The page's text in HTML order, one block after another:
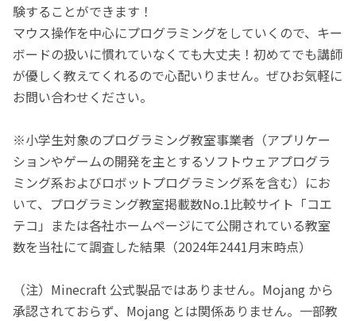
験することができます！
マウス操作を中心にプログラミングをしていくので、キー
ボードの扱いに慣れていなくても大丈夫！初めてでも講師
が優しく教えてくれるので心配いりません。ぜひお気軽に
お問い合わせください。
※小学生対象のプログラミング教室事業者（アプリケー
ションやゲームの開発を主とするソフトウェアプログラ
ミング系およびロボットプログラミング系を含む）にお
いて、プログラミング教室掲載数No.1比較サイト「コエ
テコ」または各社ホームページにて公開されている教室
数を当社にて調査した結果（2024年2441月末時点）
（注）Minecraft 公式製品ではありません。Mojang から
承認されておらず、Mojang とは関係ありません。一部教